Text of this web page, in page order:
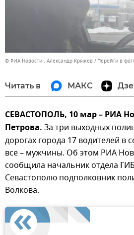
© РИА Новости . Александр Кряжев Перейти в
Читать в МАКС
СЕВАСТОПОЛЬ, 10 мар – РИА
Петрова. За три выходных
дорогах города 17 водителей в
все – мужчины. Об этом РИА
сообщила начальник отдела
Севастополю подполковник
Волкова.